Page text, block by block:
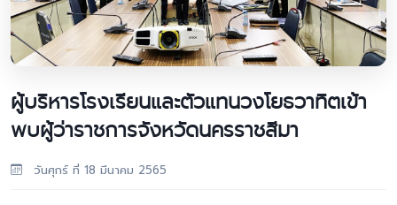
ผู้บริหารโรงเรียนและตัวแทนวงโยธวาทิตเข้า
พบผู้ว่าราชการจังหวัดนครราชสีมา
วันศุกร์ ที่ 18 มีนาคม 2565